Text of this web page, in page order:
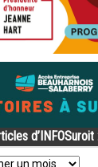
d’INFOSuroit